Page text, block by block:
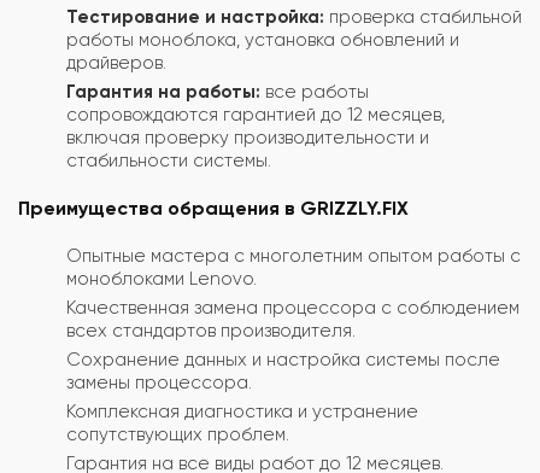
Тестирование и настройка: проверка стабильной
работы моноблока, установка обновлений и
драйверов.
Гарантия на работы: все работы
сопровождаются гарантией до 12 месяцев,
включая проверку производительности и
стабильности системы.
Преимущества обращения в GRIZZLY.FIX
Опытные мастера с многолетним опытом работы с
моноблоками Lenovo.
Качественная замена процессора с соблюдением
всех стандартов производителя.
Сохранение данных и настройка системы после
замены процессора.
Комплексная диагностика и устранение
сопутствующих проблем.
Гарантия на все виды работ до 12 месяцев.